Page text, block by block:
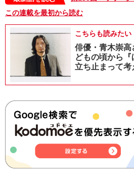
この連載を最初から読む
こちらも読みたい
俳優・青木崇
どもの頃から
立ち止まって考